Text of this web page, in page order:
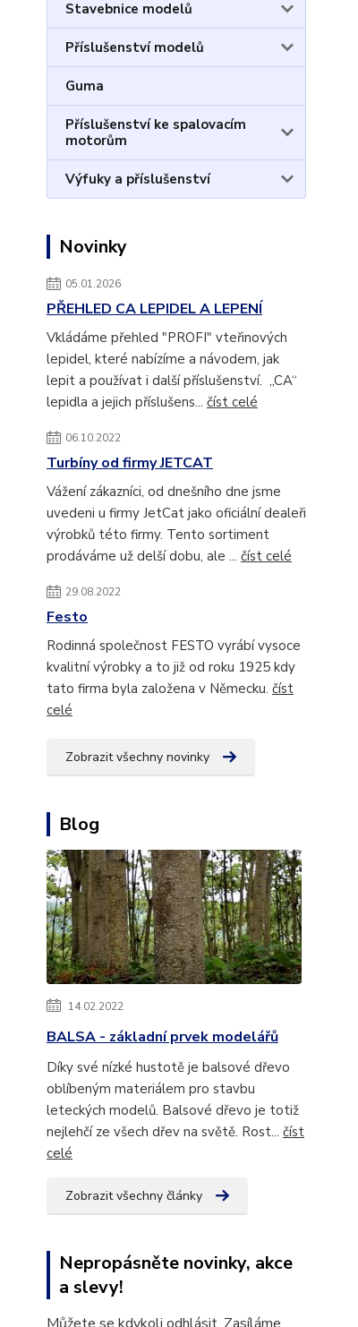
Stavebnice modelů
Příslušenství modelů
Guma
Příslušenství ke spalovacím
motorům
Výfuky a příslušenství
Novinky
05.01.2026
PŘEHLED CA LEPIDEL A LEPENÍ
Vkládáme přehled "PROFI" vteřinových
lepidel, které nabízíme a návodem, jak
lepit a používat i další příslušenství. „CA“
lepidla a jejich příslušens... číst celé
06.10.2022
Turbíny od firmy JETCAT
Vážení zákazníci, od dnešního dne jsme
uvedeni u firmy JetCat jako oficiální dealeři
výrobků této firmy. Tento sortiment
prodáváme už delší dobu, ale ... číst celé
29.08.2022
Festo
Rodinná společnost FESTO vyrábí vysoce
kvalitní výrobky a to již od roku 1925 kdy
tato firma byla založena v Německu. číst
celé
Zobrazit všechny novinky
Blog
14.02.2022
BALSA - základní prvek modelářů
Díky své nízké hustotě je balsové dřevo
oblíbeným materiálem pro stavbu
leteckých modelů. Balsové dřevo je totiž
nejlehčí ze všech dřev na světě. Rost... číst
celé
Zobrazit všechny články
Nepropásněte novinky, akce
a slevy!